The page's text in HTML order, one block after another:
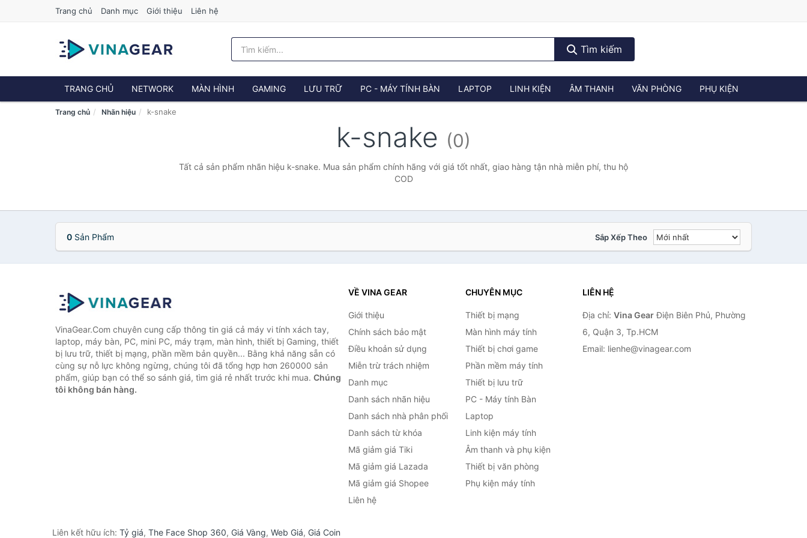
Trang chủ Danh mục Giới thiệu Liên hệ
Tìm kiếm
TRANG CHỦ NETWORK MÀN HÌNH GAMING LƯU TRỮ PC - MÁY TÍNH BÀN LAPTOP LINH KIỆN ÂM THANH VĂN PHÒNG PHỤ KIỆN
Trang chủ Nhãn hiệu k-snake
k-snake (0)
Tất cả sản phẩm nhãn hiệu k-snake. Mua sản phẩm chính hãng với giá tốt nhất, giao hàng tận nhà miễn phí, thu hộ
COD
0 Sản Phẩm Sắp Xếp Theo
VinaGear.Com chuyên cung cấp thông tin giá cả máy vi tính xách tay,
laptop, máy bàn, PC, mini PC, máy trạm, màn hình, thiết bị Gaming, thiết
bị lưu trữ, thiết bị mạng, phần mềm bản quyền... Bằng khả năng sẵn có
cùng sự nỗ lực không ngừng, chúng tôi đã tổng hợp hơn 260000 sản
phẩm, giúp bạn có thể so sánh giá, tìm giá rẻ nhất trước khi mua. Chúng
tôi không bán hàng.
VỀ VINA GEAR
Giới thiệu
Chính sách bảo mật
Điều khoản sử dụng
Miễn trừ trách nhiệm
Danh mục
Danh sách nhãn hiệu
Danh sách nhà phân phối
Danh sách từ khóa
Mã giảm giá Tiki
Mã giảm giá Lazada
Mã giảm giá Shopee
Liên hệ
CHUYÊN MỤC
Thiết bị mạng
Màn hình máy tính
Thiết bị chơi game
Phần mềm máy tính
Thiết bị lưu trữ
PC - Máy tính Bàn
Laptop
Linh kiện máy tính
Âm thanh và phụ kiện
Thiết bị văn phòng
Phụ kiện máy tính
LIÊN HỆ
Địa chỉ: Vina GearĐiện Biên Phủ, Phường
6, Quận 3, Tp.HCM
Email: lienhe@vinagear.com
Liên kết hữu ích: Tỷ giá, The Face Shop 360, Giá Vàng, Web Giá, Giá Coin